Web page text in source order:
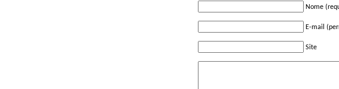
Nome
E-mail
Site